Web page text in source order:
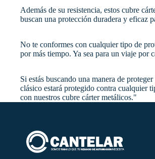
Además de su resistencia, estos cubre
buscan una protección duradera y eficaz
No te conformes con cualquier tipo de
por más tiempo. Ya sea para un viaje por
Si estás buscando una manera de
clásico estará protegido contra cualquier
con nuestros cubre cárter metálicos."